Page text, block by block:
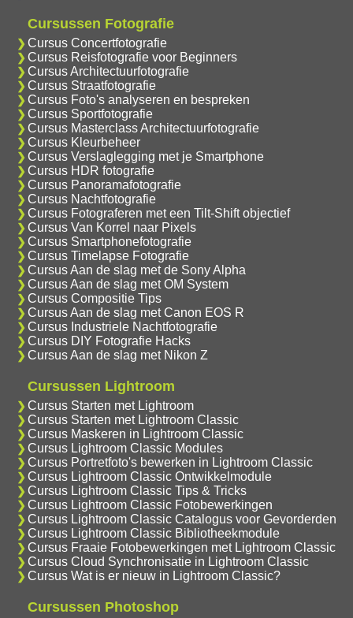
Cursussen Fotografie
Cursus Concertfotografie
Cursus Reisfotografie voor Beginners
Cursus Architectuurfotografie
Cursus Straatfotografie
Cursus Foto's analyseren en bespreken
Cursus Sportfotografie
Cursus Masterclass Architectuurfotografie
Cursus Kleurbeheer
Cursus Verslaglegging met je Smartphone
Cursus HDR fotografie
Cursus Panoramafotografie
Cursus Nachtfotografie
Cursus Fotograferen met een Tilt-Shift objectief
Cursus Van Korrel naar Pixels
Cursus Smartphonefotografie
Cursus Timelapse Fotografie
Cursus Aan de slag met de Sony Alpha
Cursus Aan de slag met OM System
Cursus Compositie Tips
Cursus Aan de slag met Canon EOS R
Cursus Industriele Nachtfotografie
Cursus DIY Fotografie Hacks
Cursus Aan de slag met Nikon Z
Cursussen Lightroom
Cursus Starten met Lightroom
Cursus Starten met Lightroom Classic
Cursus Maskeren in Lightroom Classic
Cursus Lightroom Classic Modules
Cursus Portretfoto's bewerken in Lightroom Classic
Cursus Lightroom Classic Ontwikkelmodule
Cursus Lightroom Classic Tips & Tricks
Cursus Lightroom Classic Fotobewerkingen
Cursus Lightroom Classic Catalogus voor Gevorderden
Cursus Lightroom Classic Bibliotheekmodule
Cursus Fraaie Fotobewerkingen met Lightroom Classic
Cursus Cloud Synchronisatie in Lightroom Classic
Cursus Wat is er nieuw in Lightroom Classic?
Cursussen Photoshop